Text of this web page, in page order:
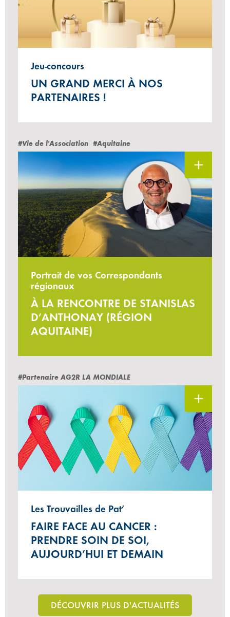
Jeu-concours
UN GRAND MERCI À NOS
PARTENAIRES !
#Vie de l'Association #Aquitaine
Portrait de vos Correspondants
régionaux
À LA RENCONTRE DE STANISLAS
D’ANTHONAY (RÉGION
AQUITAINE)
#Partenaire AG2R LA MONDIALE
Les Trouvailles de Pat’
FAIRE FACE AU CANCER :
PRENDRE SOIN DE SOI,
AUJOURD’HUI ET DEMAIN
DÉCOUVRIR PLUS D'ACTUALITÉS